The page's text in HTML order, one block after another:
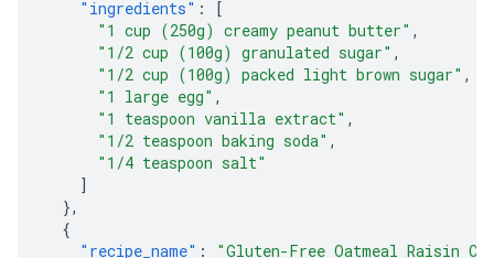
"ingredients" :
[
"1 cup (250g) creamy peanut butter" ,
"1/2 cup (100g) granulated sugar" ,
"1/2 cup (100g) packed light brown sugar" ,
"1 large egg" ,
"1 teaspoon vanilla extract" ,
"1/2 teaspoon baking soda" ,
"1/4 teaspoon salt"
]
},
{
"recipe_name" :
"Gluten-Free Oatmeal Raisin